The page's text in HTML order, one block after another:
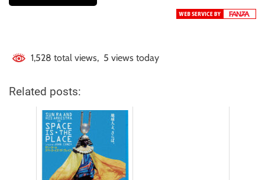
1,528 total views, 5 views today
Related posts: